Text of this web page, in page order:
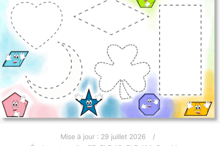
Mise à jour : 29 juillet 2026